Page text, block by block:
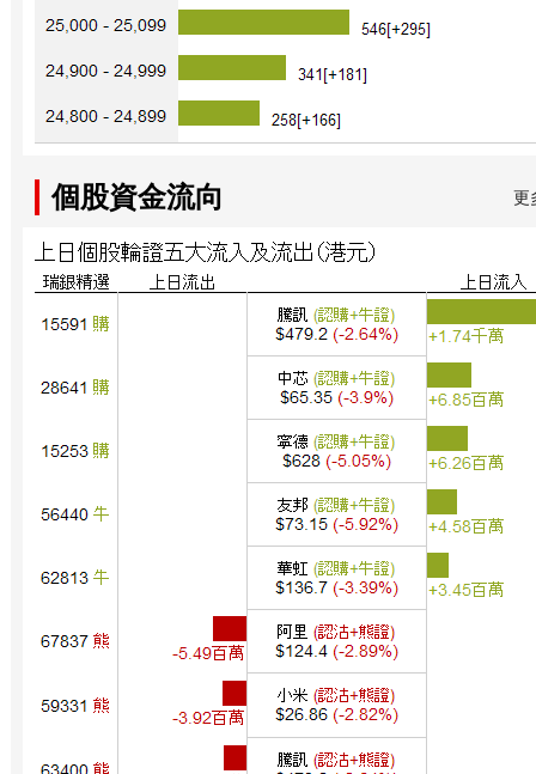
個股資金流向 更